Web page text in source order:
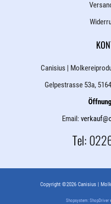
Canisius |
Gelpestrasse 53a,
Email:
Tel:
Copyright ©2026 Canisius |
Shopsystem: ShopDriver